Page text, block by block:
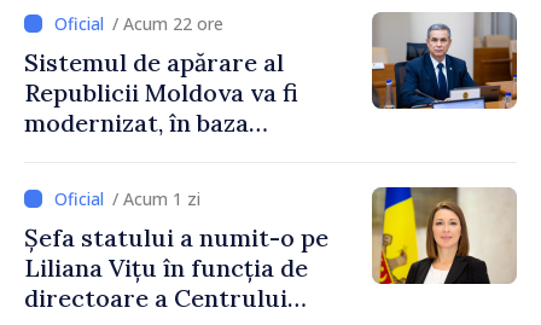
/ Acum 22 ore
Sistemul de apărare al
Republicii Moldova va fi
modernizat, în baza
implementare a Strategiei
Naționale de Apărare
/ Acum 1 zi
Șefa statului a numit-o pe
Liliana Vițu în funcția de
directoare a Centrului